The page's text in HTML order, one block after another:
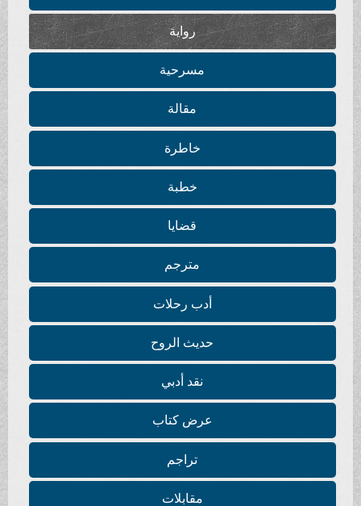
رواية
مسرحية
مقالة
خاطرة
خطبة
قضايا
مترجم
أدب رحلات
حديث الروح
نقد أدبي
عرض كتاب
تراجم
مقابلات